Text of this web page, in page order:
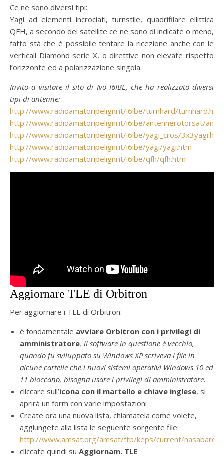
Ce ne sono diversi tipi:
Yagi ad elementi incrociati, turnstile, quadrifilare ellittica
QFH, a secondo del satellite ce ne sono di indicate o meno,
fatto stà che è possibile tentare la ricezione anche con le
verticali Diamond serie X, o direttive non elevate rispetto
l’orizzonte ed a polarizzazione singola.
Invito a visitare il sito di Ivo I6IBE, che ha realizzato diversi
tipi di antenne:
http://www.radioamatoripeligni.it/i6ibe/turnhard/turnhard.htm
http://www.radioamatoripeligni.it/i6ibe/antennerotorsat/
http://www.radioamatoripeligni.it/i6ibe/yagi_cros/3x3yagi.htm
http://www.radioamatoripeligni.it/i6ibe/yagi/yagi.htm
http://www.radioamatoripeligni.it/i6ibe/qfh/qfh.htm
Aggiornare TLE di Orbitron
Per aggiornare i TLE di Orbitron:
è fondamentale avviare Orbitron con i privilegi di
amministratore, il software in questione è vecchio,
quando fu sviluppato su Windows XP scriveva i file in
alcune cartelle che i nuovi sistemi operativi Windows 10 ed
11 bloccano, bisogna usare i privilegi di amministratore.
cliccare sull’icona con il martello e chiave inglese, si
aprirà un form con varie impostazioni
Create ora una nuova lista, chiamatela come volete,
aggiungete alla lista le seguente sorgente file:
http://www.amsat.org/amsat/ftp/keps/current/
cliccate quindi su Aggiornam. TLE